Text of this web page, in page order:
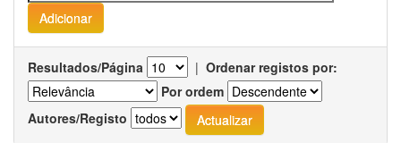
Resultados/Página | Ordenar registos por:
Por ordem
Autores/Registo